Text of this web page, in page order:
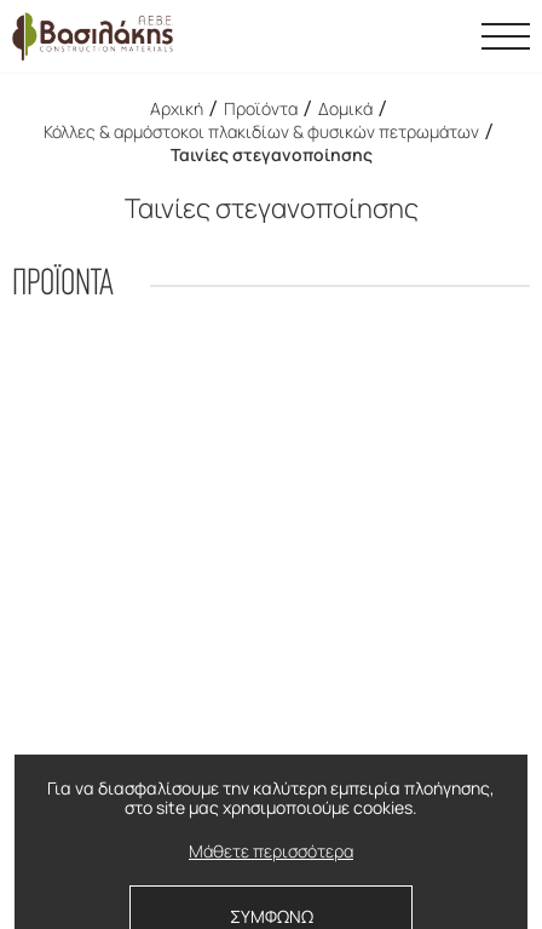
Για να διασφαλίσουμε την καλύτερη εμπειρία πλοήγησης,
στο site μας χρησιμοποιούμε cookies.
Μάθετε περισσότερα
ΣΥΜΦΩΝΩ
Αρχική / Προϊόντα / Δομικά /
Κόλλες & αρμόστοκοι πλακιδίων & φυσικών πετρωμάτων /
Ταινίες στεγανοποίησης
Ταινίες στεγανοποίησης
ΠΡΟΪΟΝΤΑ